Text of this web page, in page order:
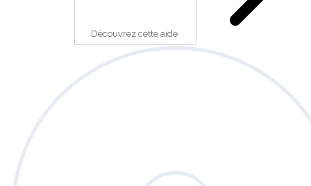
Découvrez cette aide